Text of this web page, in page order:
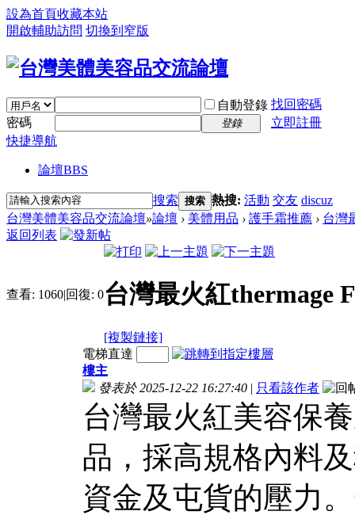
設為首頁收藏本站
開啟輔助訪問 切換到窄版
自動登錄 找回密碼
密碼
登錄
立即註冊
快捷導航
論壇BBS
搜索 搜索 熱搜: 活動 交友 discuz
台灣美體美容品交流論壇»論壇 › 美體用品 › 護手霜推薦 › 台灣
返回列表
查看: 1060|回復: 0台灣最火紅thermage
[複製鏈接]
電梯直達
樓主
發表於 2025-12-22 16:27:40 | 只看該作者
台灣最火紅美容保
品，採高規格內料
資金及屯貨的壓力